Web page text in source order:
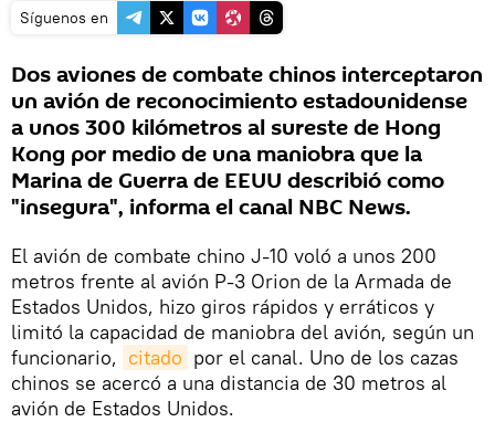
Síguenos en
Dos aviones de combate chinos interceptaron
un avión de reconocimiento estadounidense
a unos 300 kilómetros al sureste de Hong
Kong por medio de una maniobra que la
Marina de Guerra de EEUU describió como
"insegura", informa el canal NBC News.
El avión de combate chino J-10 voló a unos 200
metros frente al avión P-3 Orion de la Armada de
Estados Unidos, hizo giros rápidos y erráticos y
limitó la capacidad de maniobra del avión, según un
funcionario, citado por el canal. Uno de los cazas
chinos se acercó a una distancia de 30 metros al
avión de Estados Unidos.